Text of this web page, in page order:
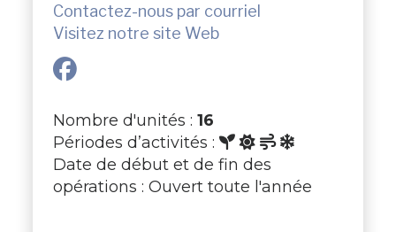
Contactez-nous par courriel
Visitez notre site Web
Nombre d'unités : 16
Périodes d’activités :
Date de début et de fin des
opérations : Ouvert toute l'année